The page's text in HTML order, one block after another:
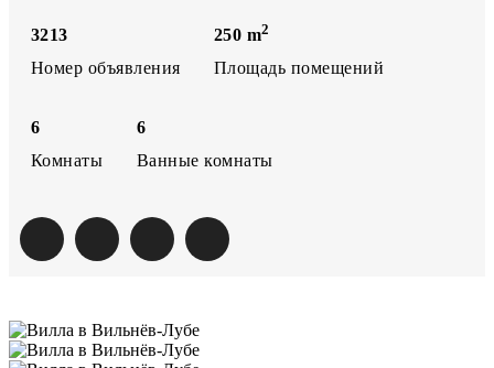
3213
Номер объявления
250 m2
Площадь помещений
6
Комнаты
6
Ванные комнаты